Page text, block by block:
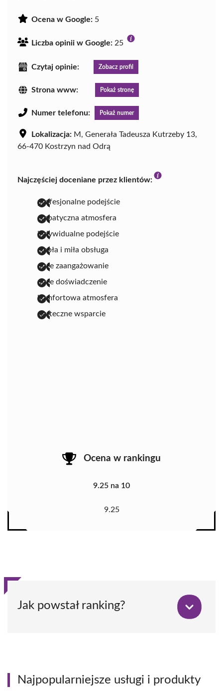
Ocena w Google: 5
Liczba opinii w Google: 25
Czytaj opinie: Zobacz profil
Strona www: Pokaż stronę
Numer telefonu: Pokaż numer
Lokalizacja: M, Generała Tadeusza Kutrzeby 13,
66-470 Kostrzyn nad Odrą
Najczęściej doceniane przez klientów:
profesjonalne podejście
empatyczna atmosfera
indywidualne podejście
ciepła i miła obsługa
duże zaangażowanie
duże doświadczenie
komfortowa atmosfera
skuteczne wsparcie
Ocena w rankingu
9.25 na 10
9.25
Jak powstał ranking?
Najpopularniejsze usługi i produkty